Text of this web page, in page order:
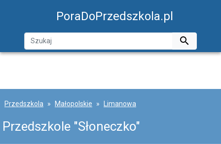
PoraDoPrzedszkola.pl

Przedszkola Małopolskie Limanowa
Przedszkole "Słoneczko"